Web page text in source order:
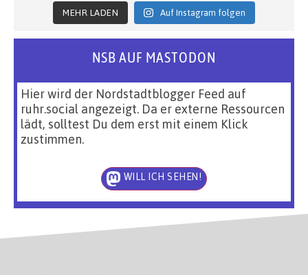
MEHR LADEN Auf Instagram folgen
NSB AUF MASTODON
Hier wird der Nordstadtblogger Feed auf
ruhr.social angezeigt. Da er externe Ressourcen
lädt, solltest Du dem erst mit einem Klick
zustimmen.
WILL ICH SEHEN!